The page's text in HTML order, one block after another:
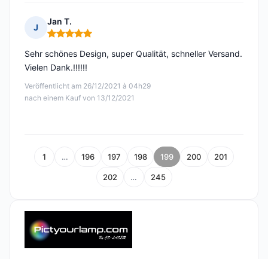
J
Jan T.
Hinweis: 5 von 5
Veröffentlicht am 26/12/2021 à 04h29
nach einem Kauf von 13/12/2021
Sehr schönes Design, super Qualität, schneller Versand.
Vielen Dank.!!!!!!
1 … 196 197 198 199 200 201
202 … 245